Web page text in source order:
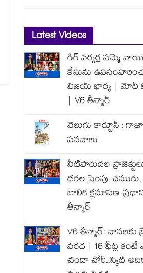
Latest Videos
గిగ్ వర్కర్ల సమ్మె
కేసును
విజయ్ భార్య | మోదీ
| V6 తీన్మార్
వెలుగు కార్టూన్ :
పవనాలు
నీటిపారుదల
ధరల పెంపు-చమురు,
బాలిక క్షమాపణ-
తీన్మార్
V6 తీన్మార్: వానలకు
వరద | 16 ఫీట్ల కంటే
చందా చోరీ..స్కిట్